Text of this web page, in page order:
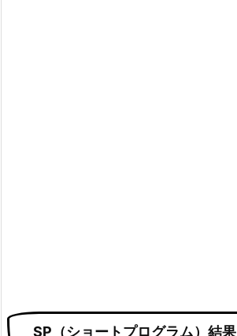
SP（ショートプログラム）結果